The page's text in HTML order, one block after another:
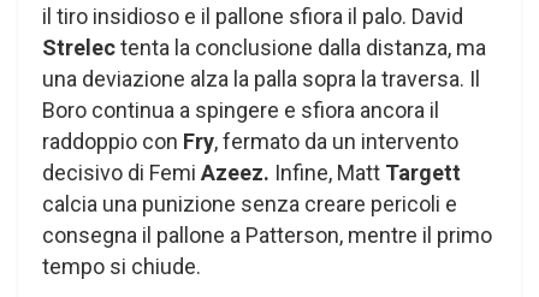
il tiro insidioso e il pallone sfiora il palo. David
Strelectenta la conclusione dalla distanza, ma
una deviazione alza la palla sopra la traversa. Il
Boro continua a spingere e sfiora ancora il
raddoppio con Fry, fermato da un intervento
decisivo di Femi Azeez. Infine, Matt Targett
calcia una punizione senza creare pericoli e
consegna il pallone a Patterson, mentre il primo
tempo si chiude.